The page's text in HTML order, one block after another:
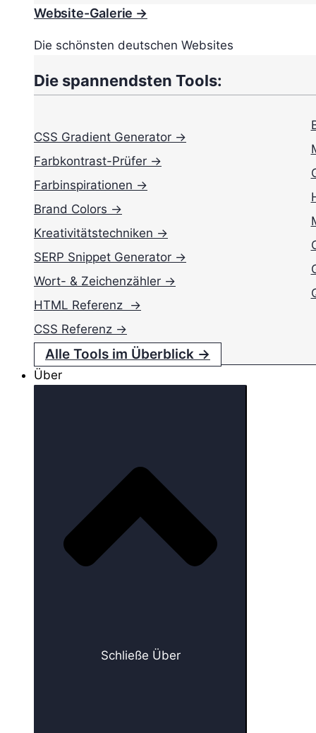
Website-Galerie →
Die schönsten deutschen Websites
Die spannendsten Tools:
CSS Gradient Generator →
Farbkontrast-Prüfer →
Farbinspirationen →
Brand Colors →
Kreativitätstechniken →
SERP Snippet Generator →
Wort- & Zeichenzähler →
HTML Referenz →
CSS Referenz →
Alle Tools im Überblick →
Über
Schließe Über